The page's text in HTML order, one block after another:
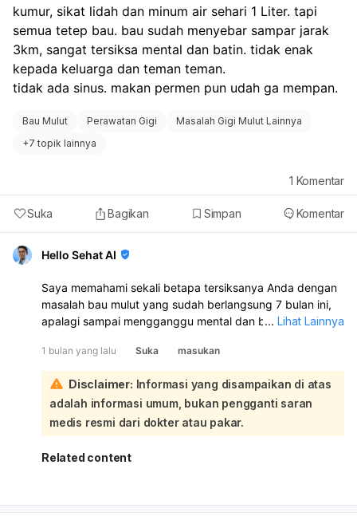
Pisang
Sayuran rebus (pastikan teksturnya lembut)
Kismis
Teh hijau
Teh herbal (peppermint)
kumur, sikat lidah dan minum air sehari 1 Liter. tapi
semua tetep bau. bau sudah menyebar sampar jarak
3km, sangat tersiksa mental dan batin. tidak enak
kepada keluarga dan teman teman.
tidak ada sinus. makan permen pun udah ga mempan.
Bau Mulut Perawatan Gigi
Masalah Gigi Mulut Lainnya
+7 topik lainnya
Suka Bagikan Simpan Komentar
1 Komentar
Hello Sehat AI
Saya memahami sekali betapa tersiksanya Anda dengan
masalah bau mulut yang sudah berlangsung 7 bulan ini,
apalagi sampai mengganggu mental dan batin. Kondisi ini
kepercayaan diri:
Melihat riwayat Anda sudah ke THT dan tidak membaik,
serta rencana Anda untuk scaling dan tambal gigi,
langkah tersebut sangat tepat dan perlu diprioritaskan.
Bau mulut yang persisten seringkali berakar pada
masalah gigi dan mulut, seperti gigi berlubang dan
karang gigi. Karang gigi tidak bisa dihilangkan hanya
bakteri berkembang biak dan menghasilkan bau tidak
... Lihat Lainnya
1 bulan yang lalu Suka masukan
Disclaimer: Informasi yang disampaikan di atas
adalah informasi umum, bukan pengganti saran
medis resmi dari dokter atau pakar.
Related content